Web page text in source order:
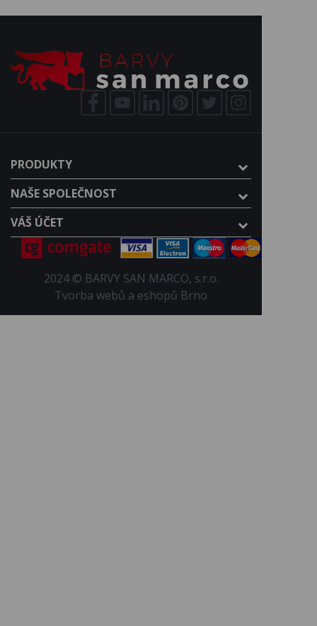
PRODUKTY
NAŠE SPOLEČNOST
VÁŠ ÚČET
2024 © BARVY SAN MARCO, s.r.o.
Tvorba webů a eshopů Brno